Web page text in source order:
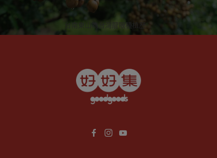
台南東山為台灣龍眼種植歷史
最悠久的地區，一位返鄉的青
有的土窯柴燒技藝與好滋味流
傳，因而成立「山頂壯圓」。